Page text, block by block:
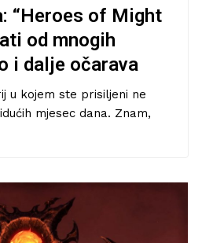
“Heroes of Might
od mnogih
i dalje očarava
u kojem ste prisiljeni ne
mjesec dana. Znam,